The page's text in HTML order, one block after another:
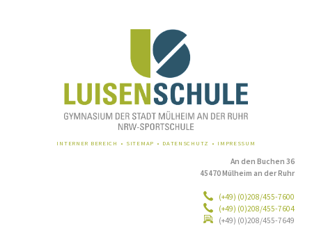
NAVIGATION
INTERNER BEREICH SITEMAP DATENSCHUTZ IMPRESSUM
An den Buchen 36
45470 Mülheim an der Ruhr
(+49) (0)208/455-7600
(+49) (0)208/455-7604
(+49) (0)208/455-7649